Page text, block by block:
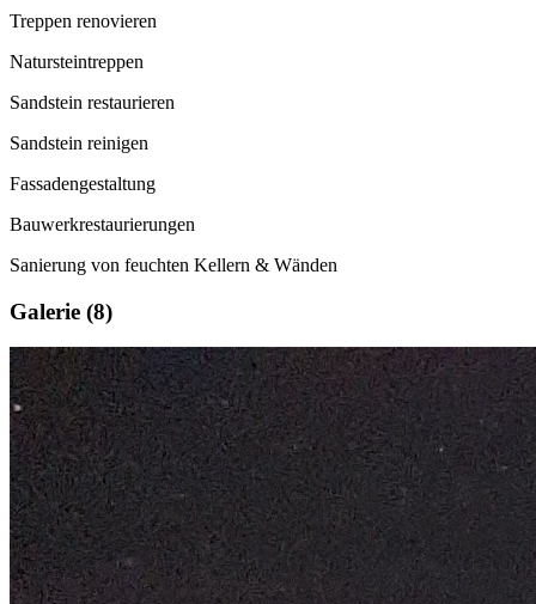
Treppen renovieren
Natursteintreppen
Sandstein restaurieren
Sandstein reinigen
Fassadengestaltung
Bauwerkrestaurierungen
Sanierung von feuchten Kellern & Wänden
Galerie (8)